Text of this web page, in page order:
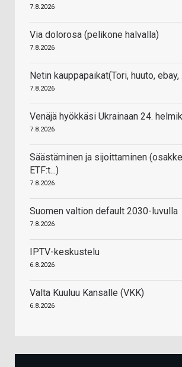
7.8.2026
Via dolorosa (pelikone halvalla)
7.8.2026
Netin kauppapaikat(Tori, huuto, ebay,
7.8.2026
Venäjä hyökkäsi Ukrainaan 24.
7.8.2026
Säästäminen ja sijoittaminen
ETF:t...)
7.8.2026
Suomen valtion default 2030-luvulla
7.8.2026
IPTV-keskustelu
6.8.2026
Valta Kuuluu Kansalle (VKK)
6.8.2026